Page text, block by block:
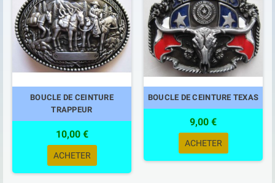
BOUCLE DE CEINTURE
TRAPPEUR
10,00 €
ACHETER
BOUCLE DE CEINTURE TEXAS
9,00 €
ACHETER